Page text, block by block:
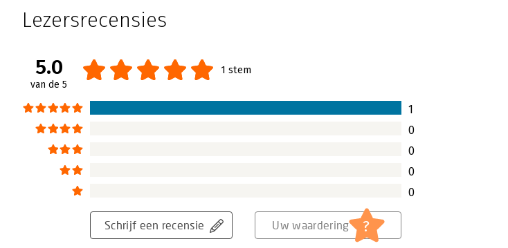
Lezersrecensies
5.0
van de 5
1 stem
1
0
0
0
0
Schrijf een recensie Uw waardering ?